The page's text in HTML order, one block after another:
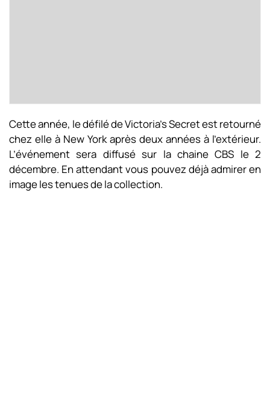
Cette année, le défilé de Victoria’s Secret est retourné
chez elle à New York après deux années à l’extérieur.
L’événement sera diffusé sur la chaine CBS le 2
décembre. En attendant vous pouvez déjà admirer en
image les tenues de la collection.